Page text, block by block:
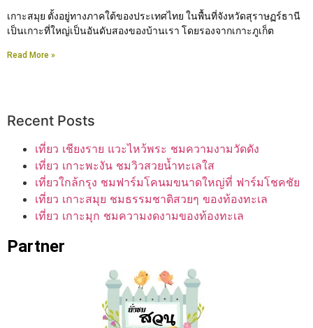
เกาะสมุย ตั้งอยู่ทางภาคใต้ของประเทศไทย ในพื้นที่จังหวัดสุราษฏร์ธานี
เป็นเกาะที่ใหญ่เป็นอันดับสองของบ้านเรา โดยรองจากเกาะภูเก็ต
Read More »
Recent Posts
เที่ยว เชียงราย แวะไหว้พระ ชมความงามวัดดัง
เที่ยว เกาะพะงัน ชมวิวสวยน้ำทะเลใส
เที่ยวใกล้กรุง ชมฟาร์มโคนมขนาดใหญ่ที่ ฟาร์มโชคชัย
เที่ยว เกาะสมุย ชมธรรมชาติสวยๆ ของท้องทะเล
เที่ยว เกาะมุก ชมความงดงามของท้องทะเล
Partner